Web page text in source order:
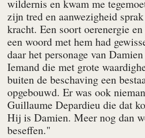
wildernis en kwam me
zijn tred en aanwezigheid
kracht. Een soort oerenergie
een woord met hem had
daar het personage van
Iemand die met grote
buiten de beschaving een
opgebouwd. Er was ook
Guillaume Depardieu die dat
Hij is Damien. Meer nog dan
beseffen."